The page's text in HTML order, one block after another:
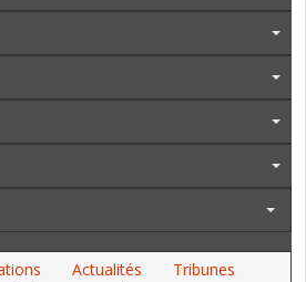
Actualités
Tribunes